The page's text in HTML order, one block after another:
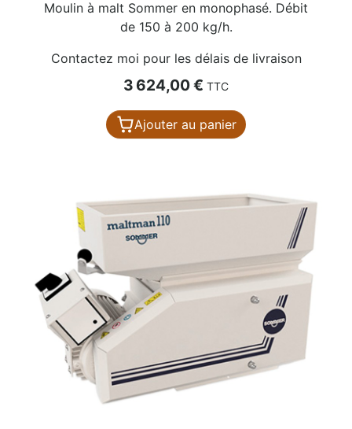
Moulin à malt Sommer en monophasé. Débit
de 150 à 200 kg/h.
Contactez moi pour les délais de livraison
Prix
3 624,00 € TTC
Ajouter au panier